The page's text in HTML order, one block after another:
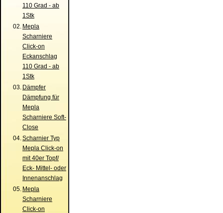
110 Grad - ab
1Stk
02. Mepla
Scharniere
Click-on
Eckanschlag
110 Grad - ab
1Stk
03. Dämpfer
Dämpfung für
Mepla
Scharniere Soft-
Close
04.Scharnier Typ
Mepla Click-on
mit 40er Topf/
Eck- Mittel- oder
Innenanschlag
05. Mepla
Scharniere
Click-on